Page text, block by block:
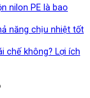
nilon PE là bao
năng chịu nhiệt tốt
chế không? Lợi ích